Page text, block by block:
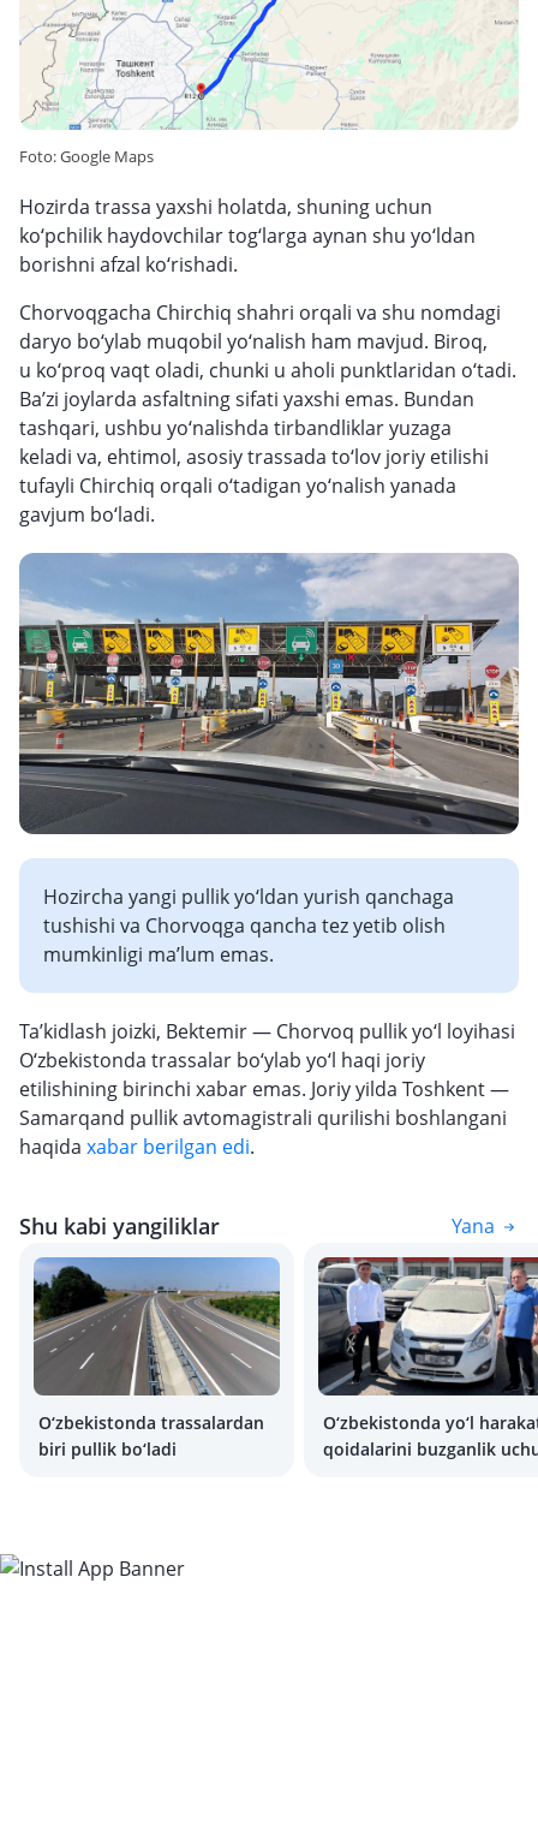
Foto: Google Maps
Hozirda trassa yaxshi holatda, shuning uchun
ko‘pchilik haydovchilar tog‘larga aynan shu yo‘ldan
borishni afzal ko‘rishadi.
Chorvoqgacha Chirchiq shahri orqali va shu nomdagi
daryo bo‘ylab muqobil yo‘nalish ham mavjud. Biroq,
u ko‘proq vaqt oladi, chunki u aholi punktlaridan o‘tadi.
Ba’zi joylarda asfaltning sifati yaxshi emas. Bundan
tashqari, ushbu yo‘nalishda tirbandliklar yuzaga
keladi va, ehtimol, asosiy trassada to‘lov joriy etilishi
tufayli Chirchiq orqali o‘tadigan yo‘nalish yanada
gavjum bo‘ladi.
Hozircha yangi pullik yo‘ldan yurish qanchaga
tushishi va Chorvoqga qancha tez yetib olish
mumkinligi ma’lum emas.
Ta’kidlash joizki, Bektemir — Chorvoq pullik yo‘l loyihasi
O‘zbekistonda trassalar bo‘ylab yo‘l haqi joriy
etilishining birinchi xabar emas. Joriy yilda Toshkent —
Samarqand pullik avtomagistrali qurilishi boshlangani
haqida xabar berilgan edi.
Shu kabi yangiliklar Yana
O‘zbekistonda trassalardan
biri pullik bo‘ladi
O‘zbekistonda yo‘l
qoidalarini buzganlik